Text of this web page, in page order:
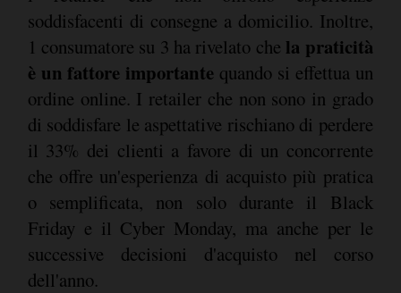
soddisfacenti di consegne a domicilio. Inoltre,
1 consumatore su 3 ha rivelato che la praticità
è un fattore importante quando si effettua un
ordine online. I retailer che non sono in grado
di soddisfare le aspettative rischiano di perdere
il 33% dei clienti a favore di un concorrente
che offre un'esperienza di acquisto più pratica
o semplificata, non solo durante il Black
Friday e il Cyber Monday, ma anche per le
successive decisioni d'acquisto nel corso
dell'anno.